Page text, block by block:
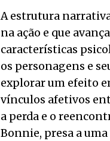
A estrutura
na ação e que
características
os personagens e
explorar um efeito
vínculos afetivos
a perda e o
Bonnie, presa a